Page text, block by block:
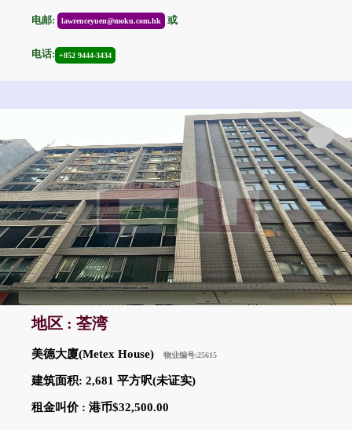
电邮: lawrenceyuen@moku.com.hk 或
电话: +852 9444-3434
地区 : 荃湾
美德大廈(Metex House) 物业编号:25615
建筑面积: 2,681 平方呎(未证实)
租金叫价 : 港币$32,500.00